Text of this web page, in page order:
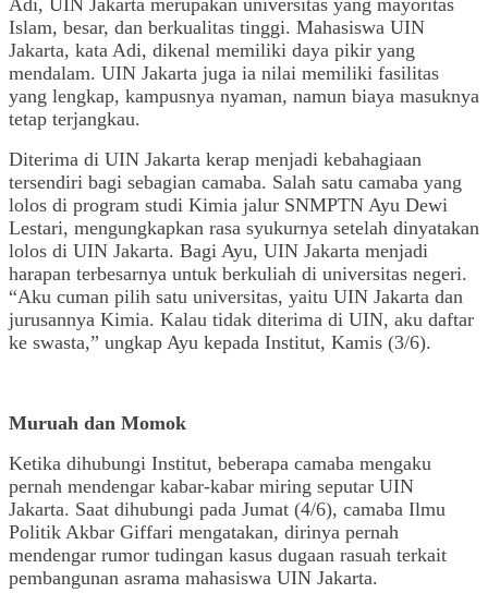
Islam, besar, dan berkualitas tinggi. Mahasiswa UIN
Jakarta, kata Adi, dikenal memiliki daya pikir yang
mendalam. UIN Jakarta juga ia nilai memiliki fasilitas
yang lengkap, kampusnya nyaman, namun biaya masuknya
tetap terjangkau.
Diterima di UIN Jakarta kerap menjadi kebahagiaan
tersendiri bagi sebagian camaba. Salah satu camaba yang
lolos di program studi Kimia jalur SNMPTN Ayu Dewi
Lestari, mengungkapkan rasa syukurnya setelah dinyatakan
lolos di UIN Jakarta. Bagi Ayu, UIN Jakarta menjadi
harapan terbesarnya untuk berkuliah di universitas negeri.
“Aku cuman pilih satu universitas, yaitu UIN Jakarta dan
jurusannya Kimia. Kalau tidak diterima di UIN, aku daftar
ke swasta,” ungkap Ayu kepada Institut, Kamis (3/6).
Muruah dan Momok
Ketika dihubungi Institut, beberapa camaba mengaku
pernah mendengar kabar-kabar miring seputar UIN
Jakarta. Saat dihubungi pada Jumat (4/6), camaba Ilmu
Politik Akbar Giffari mengatakan, dirinya pernah
mendengar rumor tudingan kasus dugaan rasuah terkait
pembangunan asrama mahasiswa UIN Jakarta.